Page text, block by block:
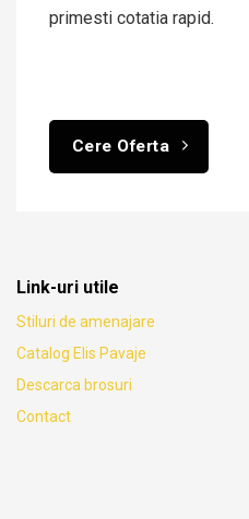
primesti cotatia rapid.
Cere Oferta
Link-uri utile
Stiluri de amenajare
Catalog Elis Pavaje
Descarca brosuri
Contact